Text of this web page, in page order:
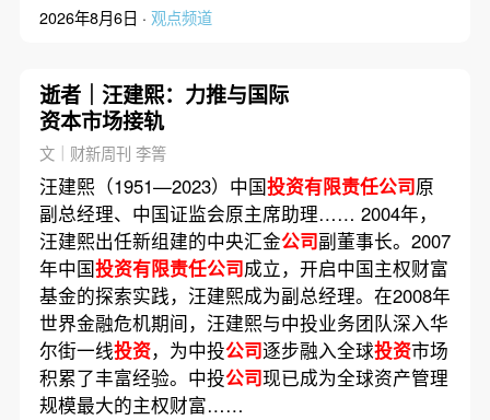
2026年8月6日 · 观点频道
逝者｜汪建熙：力推与国际
资本市场接轨
文｜财新周刊 李箐
汪建熙（1951—2023）中国投资有限责任公司原
副总经理、中国证监会原主席助理…… 2004年，
汪建熙出任新组建的中央汇金公司副董事长。2007
年中国投资有限责任公司成立，开启中国主权财富
基金的探索实践，汪建熙成为副总经理。在2008年
世界金融危机期间，汪建熙与中投业务团队深入华
尔街一线投资，为中投公司逐步融入全球投资市场
积累了丰富经验。中投公司现已成为全球资产管理
规模最大的主权财富……